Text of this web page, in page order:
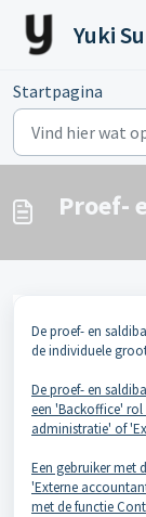
Doorgaan naar
Yuki
Startpagina
Proef-
De proef- en
de individuele
De proef- en
een 'Backoffice'
administratie' of
Een gebruiker met
'Externe
met de functie